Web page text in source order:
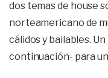
dos temas de house
norteamericano de
cálidos y bailables.
continuación- para